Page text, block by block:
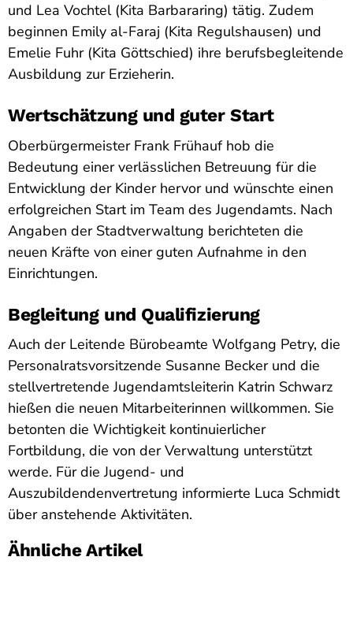
und Lea Vochtel (Kita Barbararing) tätig. Zudem
beginnen Emily al-Faraj (Kita Regulshausen) und
Emelie Fuhr (Kita Göttschied) ihre berufsbegleitende
Ausbildung zur Erzieherin.
Wertschätzung und guter Start
Oberbürgermeister Frank Frühauf hob die
Bedeutung einer verlässlichen Betreuung für die
Entwicklung der Kinder hervor und wünschte einen
erfolgreichen Start im Team des Jugendamts. Nach
Angaben der Stadtverwaltung berichteten die
neuen Kräfte von einer guten Aufnahme in den
Einrichtungen.
Begleitung und Qualifizierung
Auch der Leitende Bürobeamte Wolfgang Petry, die
Personalratsvorsitzende Susanne Becker und die
stellvertretende Jugendamtsleiterin Katrin Schwarz
hießen die neuen Mitarbeiterinnen willkommen. Sie
betonten die Wichtigkeit kontinuierlicher
Fortbildung, die von der Verwaltung unterstützt
werde. Für die Jugend- und
Auszubildendenvertretung informierte Luca Schmidt
über anstehende Aktivitäten.
Ähnliche Artikel